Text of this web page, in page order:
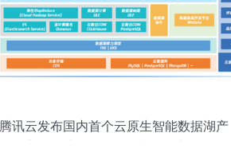
腾讯云发布国内首个云原生智能数据湖产